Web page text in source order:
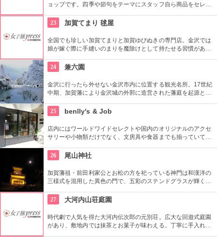
ョップです。四季や節句をテーマにスタッフ自ら商品をセレク
や手ぬぐいは、見ているだけで心がわくわくします！
23 加賀てまり 毬屋
全国でも珍しい加賀てまりと加賀ゆびぬきの専門店。金沢では
娘が嫁ぐ際に手縫いのまりを魔除けとして持たせる習慣があ
していて、自分でてまりやゆびぬきを作ることもできる。
24 兼六園
金沢に行ったら外せない金沢市内に位置する観光名所。17世紀
中期、加賀藩により金沢城の外郭に造営された藩庭を起源とす
市の偕楽園と並んで、日本三名園の一つ。1922年に国の名勝、
1985年には国の特別名勝に指定。
25 benlly's & Job
店内にはワールドワイドセレクトや国内のオリジナルのアクセ
サリーや小物類だけでなく、文房具や食器までも揃っていて、
切な人へのプレゼントにもぴったり！
26 尾山神社
加賀藩祖・前田利家公とお松の方を祀っている神門は和漢洋の
三様式を混用した異色の門で、五彩のステンドグラスが輝く。
したのは、金沢でここが初めて。
27 大河内山荘庭園
時代劇で人気を得た大河内伝次郎の元別荘。広大な回遊式庭園
があり、敷地内では抹茶とお菓子が味わえる。丁寧に手入れさ